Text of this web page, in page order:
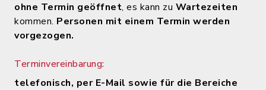
ohne Termin geöffnet, es kann zu Wartezeiten
kommen. Personen mit einem Termin werden
vorgezogen.
Terminvereinbarung:
telefonisch, per E-Mail sowie für die Bereiche